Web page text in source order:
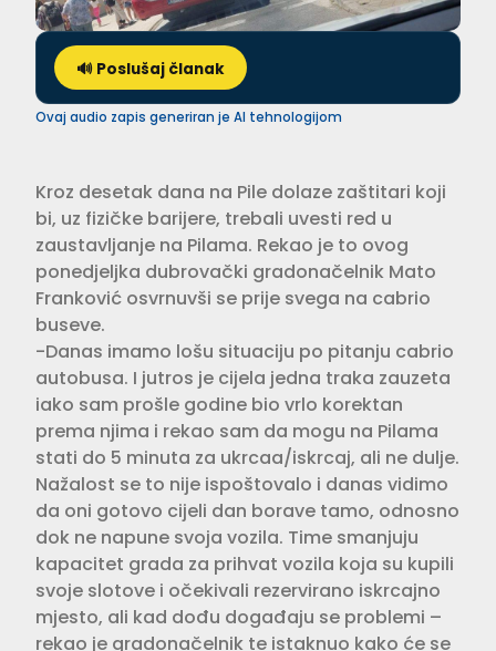
🔊 Poslušaj članak
Ovaj audio zapis generiran je AI tehnologijom
Kroz desetak dana na Pile dolaze zaštitari koji
bi, uz fizičke barijere, trebali uvesti red u
zaustavljanje na Pilama. Rekao je to ovog
ponedjeljka dubrovački gradonačelnik Mato
Franković osvrnuvši se prije svega na cabrio
buseve.
-Danas imamo lošu situaciju po pitanju cabrio
autobusa. I jutros je cijela jedna traka zauzeta
iako sam prošle godine bio vrlo korektan
prema njima i rekao sam da mogu na Pilama
stati do 5 minuta za ukrcaa/iskrcaj, ali ne dulje.
Nažalost se to nije ispoštovalo i danas vidimo
da oni gotovo cijeli dan borave tamo, odnosno
dok ne napune svoja vozila. Time smanjuju
kapacitet grada za prihvat vozila koja su kupili
svoje slotove i očekivali rezervirano iskrcajno
mjesto, ali kad dođu događaju se problemi –
rekao je gradonačelnik te istaknuo kako će se